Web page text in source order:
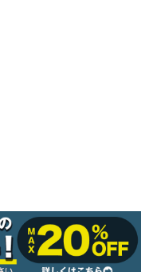
コスプレ
クリスマス